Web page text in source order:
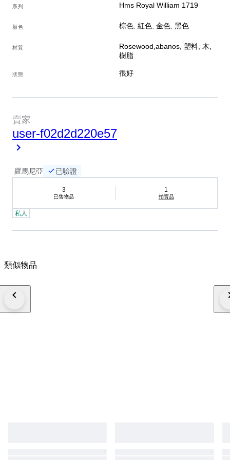
系列 Hms Royal William 1719
顏色 棕色, 紅色, 金色, 黑色
材質
Rosewood,abanos, 塑料, 木,
樹脂
狀態 很好
賣家
user-f02d2d220e57
羅馬尼亞 已驗證
3
已售物品
1
拍賣品
私人
類似物品